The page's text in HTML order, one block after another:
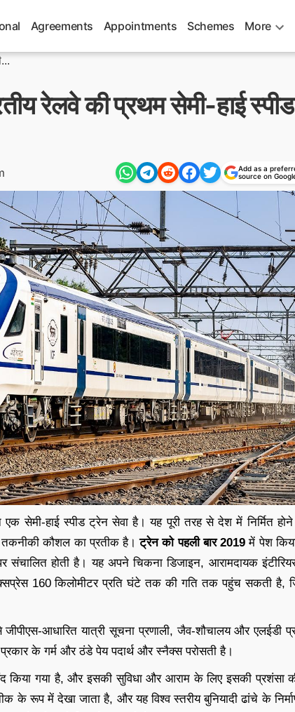
Agreements Appointments Schemes More
रेलवे की प्रथम सेमी-हाई स्पीड
Add as a
source on
एक सेमी-हाई स्पीड ट्रेन सेवा है। यह पूरी तरह से देश में निर्मित होने
तकनीकी कौशल का प्रतीक है।ट्रेन को पहली बार 2019में पेश
संचालित होती है। यह अपने चिकना डिजाइन, आरामदायक
160 किलोमीटर प्रति घंटे तक की गति तक पहुंच सकती है,
आधारित यात्री सूचना प्रणाली, जैव-शौचालय और एलईडी
के गर्म और ठंडे पेय पदार्थ और स्नैक्स परोसती है।
किया गया है, और इसकी सुविधा और आराम के लिए इसकी प्रशंसा
रूप में देखा जाता है, और यह विश्व स्तरीय बुनियादी ढांचे के